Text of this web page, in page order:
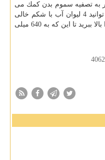
به تصفیه سموم بدن كمك می
نماید. نیم ساعت از وعده های غذایی آب بخورید و تا 2 ساعت پس از صبحانه، ناهار و شام آب نخورید. اگر نمی توانید 4 لیوان آب با شكم خالی
بخورید ابتدا با یك لیوان شروع كنید یا تا جایی كه بدنتان توانایی اش را دارد. می توانید به تدریج مقدار مصرف آب را بالا ببرید تا این كه به 640 میلی
4062